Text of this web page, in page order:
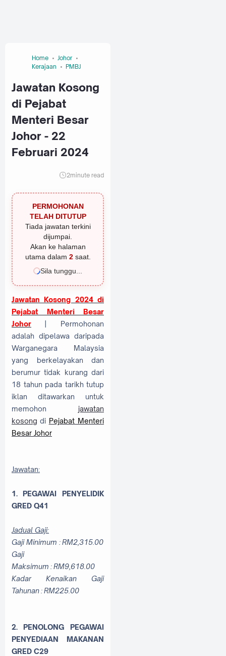
Home
Johor
Kerajaan
PMBJ
Jawatan Kosong
di Pejabat
Menteri Besar
Johor - 22
Februari 2024
2minute read
PERMOHONAN
TELAH DITUTUP
Tiada jawatan terkini
dijumpai.
Akan ke halaman
utama dalam 1saat.
Sila tunggu...
Jawatan Kosong 2024 di
Pejabat Menteri Besar
Johor | Permohonan
adalah dipelawa daripada
Warganegara Malaysia
yang berkelayakan dan
berumur tidak kurang dari
18 tahun pada tarikh tutup
iklan ditawarkan untuk
memohon jawatan
kosong di Pejabat Menteri
Besar Johor
Jawatan:
1. PEGAWAI PENYELIDIK
GRED Q41
Jadual Gaji:
Gaji Minimum : RM2,315.00
Gaji
Maksimum : RM9,618.00
Kadar Kenaikan Gaji
Tahunan : RM225.00
2. PENOLONG PEGAWAI
PENYEDIAAN MAKANAN
GRED C29